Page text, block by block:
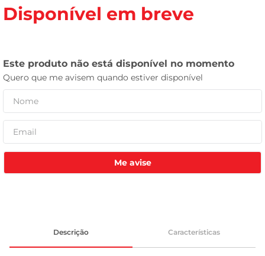
Disponível em breve
Me avise
Descrição Características
vinho
celular